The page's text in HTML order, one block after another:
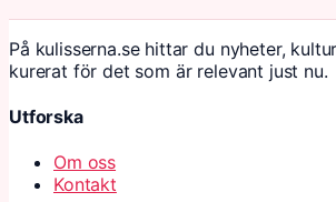
På kulisserna.se hittar du nyheter,
kurerat för det som är relevant just nu.
Utforska
Om oss
Kontakt